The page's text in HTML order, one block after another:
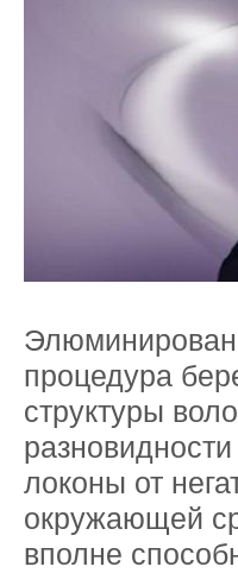
процедура
структуры
локоны от
окружающей
вполне